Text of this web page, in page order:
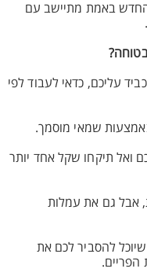
החדש באמת מתיישב עם
עליכם, כדאי לעבוד לפי
שמאי מוסמך.
ואל תיקחו שקל אחד יותר
אבל גם את עמלות
להסביר לכם את